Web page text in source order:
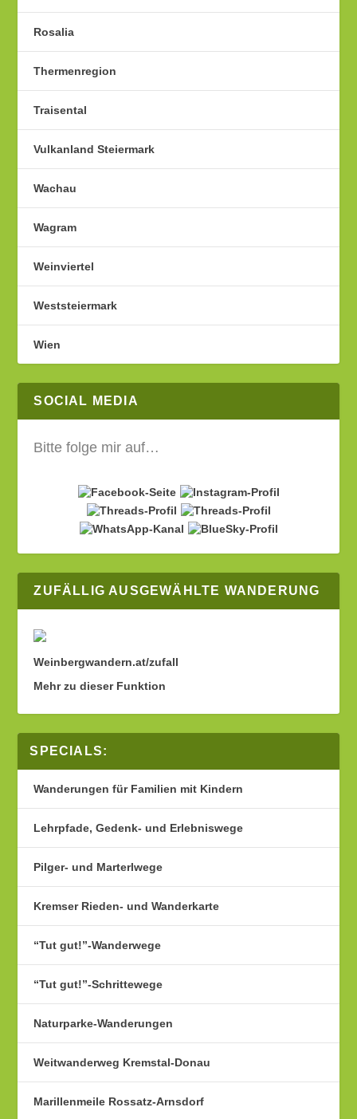
Rosalia
Thermenregion
Traisental
Vulkanland Steiermark
Wachau
Wagram
Weinviertel
Weststeiermark
Wien
SOCIAL MEDIA
Bitte folge mir auf…
ZUFÄLLIG AUSGEWÄHLTE WANDERUNG
Weinbergwandern.at/zufall
Mehr zu dieser Funktion
SPECIALS:
Wanderungen für Familien mit Kindern
Lehrpfade, Gedenk- und Erlebniswege
Pilger- und Marterlwege
Kremser Rieden- und Wanderkarte
“Tut gut!”-Wanderwege
“Tut gut!”-Schrittewege
Naturparke-Wanderungen
Weitwanderweg Kremstal-Donau
Marillenmeile Rossatz-Arnsdorf